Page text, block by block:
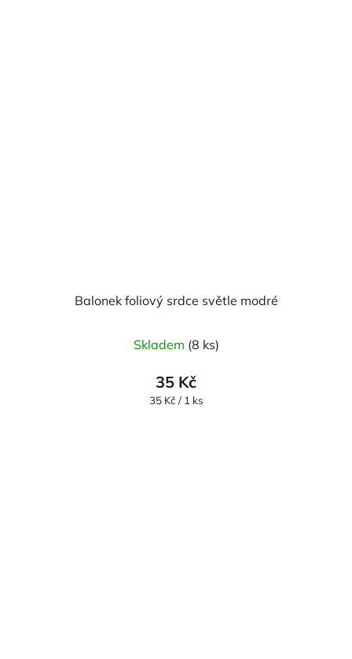
Balonek foliový srdce světle modré
Skladem (8 ks)
35 Kč
Měrná
35 Kč / 1 ks